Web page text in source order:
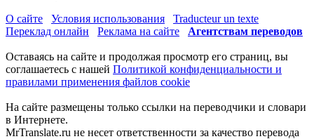
О сайте Условия использования
Traducteur un texte
Переклад онлайн
Реклама на сайте Агентствам переводов
Оставаясь на сайте и продолжая просмотр его страниц, вы
соглашаетесь с нашей Политикой конфиденциальности и
правилами применения файлов cookie
На сайте размещены только ссылки на переводчики и словари
в Интернете.
MrTranslate.ru не несет ответственности за качество перевода